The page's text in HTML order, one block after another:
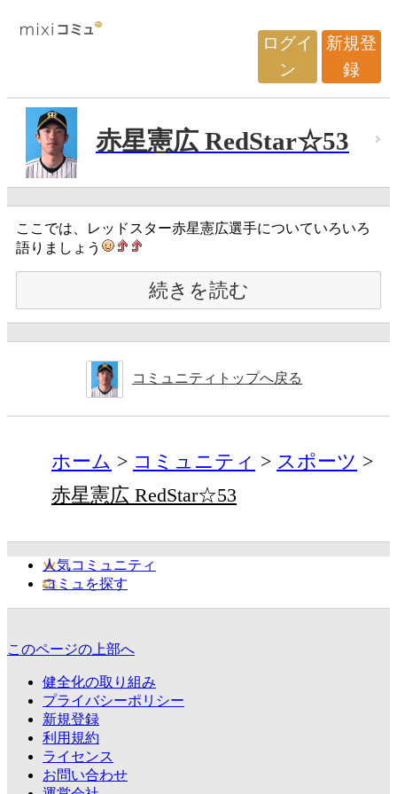
ログイ
ン
新規登
録
赤星憲広 RedStar☆53
ここでは、レッドスター赤星憲広選手についていろいろ
語りましょう
続きを読む
コミュニティトップへ戻る
ホーム コミュニティ
スポーツ
赤星憲広 RedStar☆53
人気コミュニティ
コミュを探す
このページの上部へ
健全化の取り組み
プライバシーポリシー
新規登録
利用規約
ライセンス
お問い合わせ